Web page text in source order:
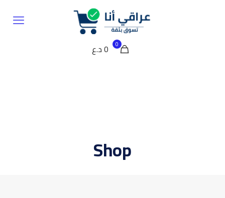
0 0 د.ع
Shop